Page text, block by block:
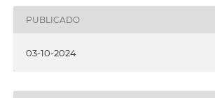
PUBLICADO
03-10-2024